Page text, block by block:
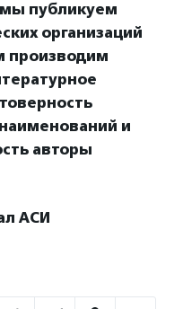
публикуем
организаций
производим
и
авторы
АСИ